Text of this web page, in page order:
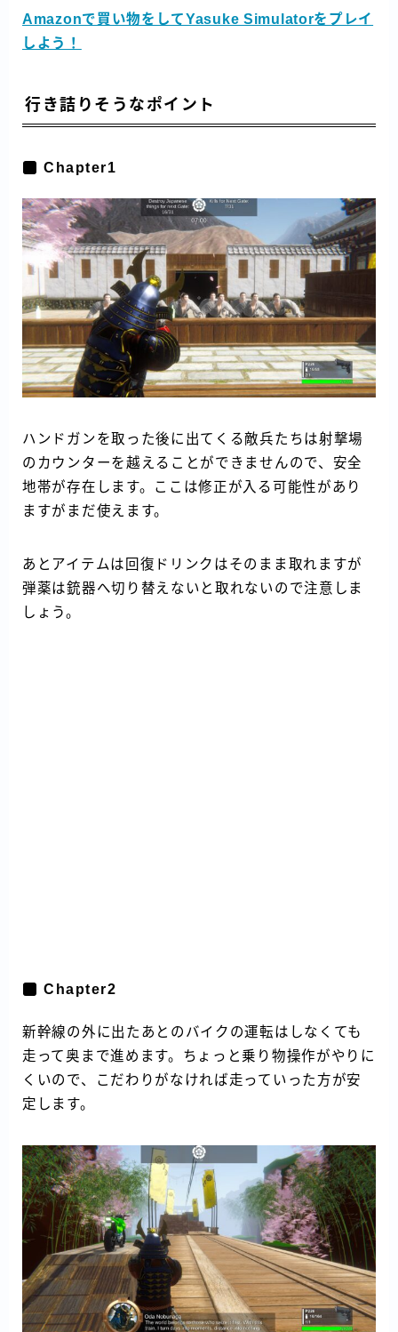
Amazonで買い物をしてYasuke Simulatorをプレイ
しよう！
行き詰りそうなポイント
Chapter1
ハンドガンを取った後に出てくる敵兵たちは射撃場
のカウンターを越えることができませんので、安全
地帯が存在します。ここは修正が入る可能性があり
ますがまだ使えます。
あとアイテムは回復ドリンクはそのまま取れますが
弾薬は銃器へ切り替えないと取れないので注意しま
しょう。
Chapter2
新幹線の外に出たあとのバイクの運転はしなくても
走って奥まで進めます。ちょっと乗り物操作がやりに
くいので、こだわりがなければ走っていった方が安
定します。